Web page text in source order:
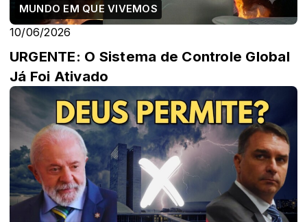
MUNDO EM QUE VIVEMOS
10/06/2026
URGENTE: O Sistema de Controle Global
Já Foi Ativado